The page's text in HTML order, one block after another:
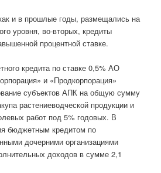
и в прошлые годы, размещались на
уровня, во-вторых, кредиты
процентной ставке.
кредита по ставке 0,5% АО
и «Продкорпорация»
субъектов АПК на общую сумму
растениеводческой продукции и
работ под 5% годовых. В
бюджетным кредитом по
дочерними организациями
доходов в сумме 2,1